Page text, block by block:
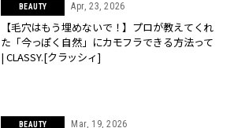
BEAUTY Apr, 23, 2026
【毛穴はもう埋めないで！】プロが教えてくれ
た「今っぽく自然」にカモフラできる方法って
| CLASSY.[クラッシィ]
BEAUTY Mar, 19, 2026